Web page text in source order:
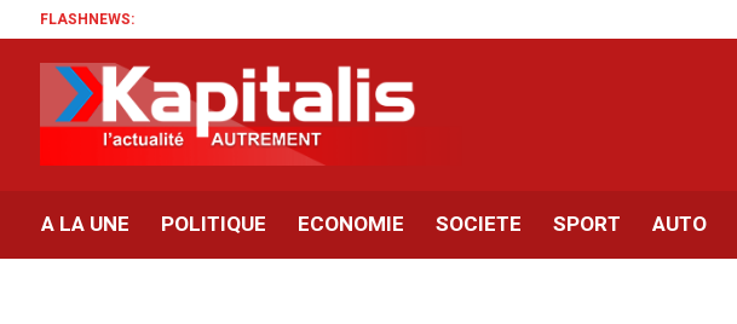
FLASHNEWS:
A LA UNE POLITIQUE ECONOMIE SOCIETE SPORT AUTO